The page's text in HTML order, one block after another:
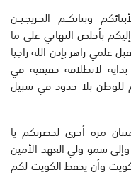
وبناتكــم الخـريجـيــن
إليكم بأخلص التهاني على ما
زاهر بإذن الله راجيا
لانطلاقة حقيقية في
للوطن بلا حدود في سبيل
مرة أخرى لحضرتكم يا
سمو ولي العهد الأمين
وأن يحفظ الكويت لكم